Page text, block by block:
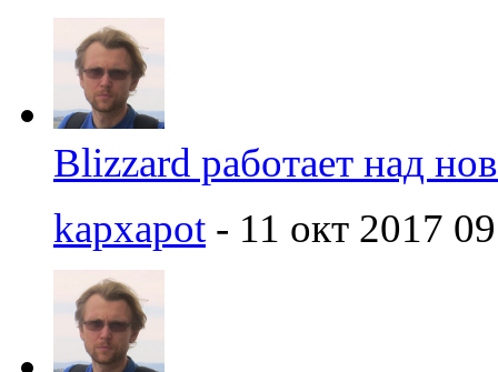
Blizzard работает над
kapxapot - 11 окт 2017